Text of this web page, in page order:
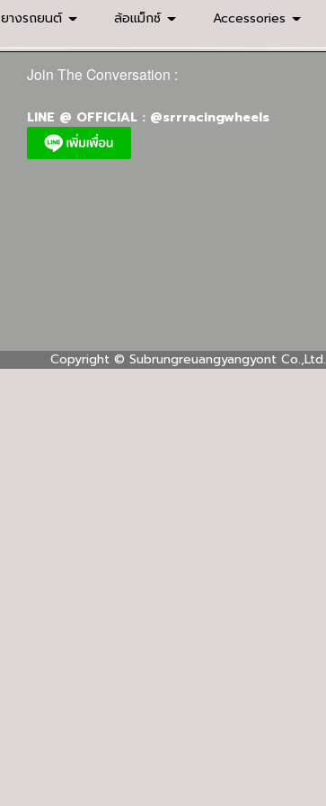
ยางรถยนต์ ล้อแม็กซ์ Accessories
Join The Conversation :
LINE @ OFFICIAL : @srrracingwheels
Copyright © Subrungreuangyangyont Co.,Ltd.